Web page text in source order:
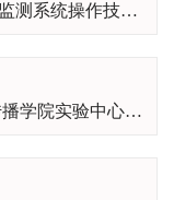
新闻传播学院实验中心开展面部情绪监测系统操作技能培训会
【实验室培训预告】 山东大学新闻传播学院实验中心面部情绪监测系统操作技能培训会（“数智新媒”系列培训会2025年第3期）